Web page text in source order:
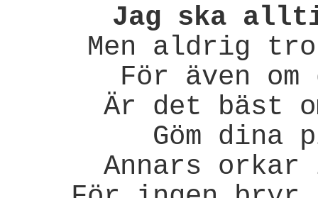
Jag ska
Men aldrig
För även
Är det bäst
Göm
Annars